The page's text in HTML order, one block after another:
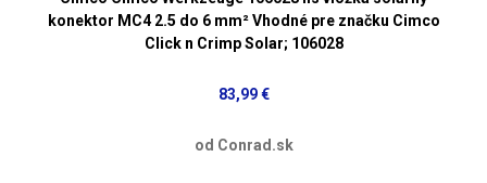
konektor MC4 2.5 do 6 mm² Vhodné pre značku Cimco
Click n Crimp Solar; 106028
83,99 €
od Conrad.sk